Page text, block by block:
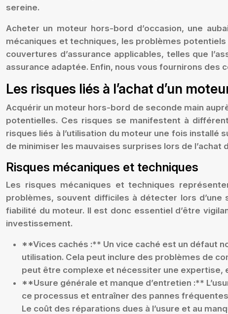
sereine.
Acheter un moteur hors-bord d’occasion, une
mécaniques et techniques, les problèmes
couvertures d’assurance applicables, telles que
assurance adaptée. Enfin, nous vous fournirons
Les risques liés à l’achat d’un
Acquérir un moteur hors-bord de seconde main
potentielles. Ces risques se manifestent à
risques liés à l’utilisation du moteur une fois
de minimiser les mauvaises surprises lors de l’achat
Risques mécaniques et techniques
Les risques mécaniques et techniques
problèmes, souvent difficiles à détecter lors
fiabilité du moteur. Il est donc essentiel d’être
investissement.
**Vices cachés :** Un vice caché est un défaut
utilisation. Cela peut inclure des problèmes de
peut être complexe et nécessiter une expertise,
**Usure générale et manque d’entretien :**
ce processus et entraîner des pannes
Le coût des réparations dues à l’usure et au